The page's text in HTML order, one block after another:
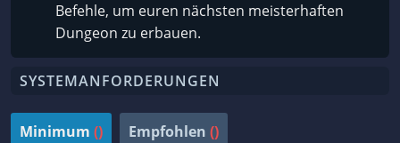
Befehle, um euren nächsten meisterhaften
Dungeon zu erbauen.
SYSTEMANFORDERUNGEN
Minimum () Empfohlen ()